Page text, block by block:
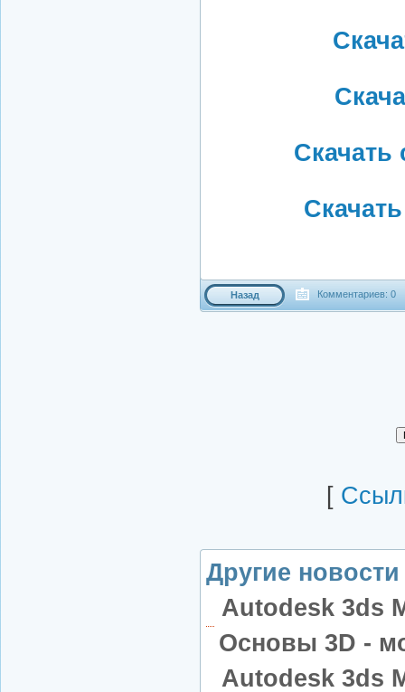
Скачать
Назад Комментариев: 0
[
Другие
Autodesk 3ds
Основы 3D -
Autodesk 3ds